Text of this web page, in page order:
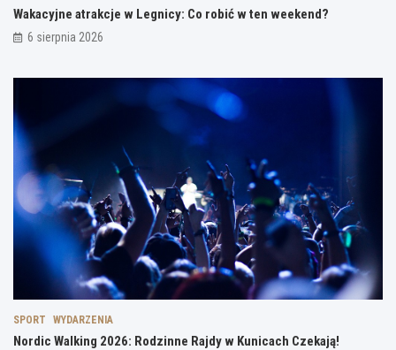
Wakacyjne atrakcje w Legnicy: Co robić w ten weekend?
6 sierpnia 2026
SPORT WYDARZENIA
Nordic Walking 2026: Rodzinne Rajdy w Kunicach Czekają!